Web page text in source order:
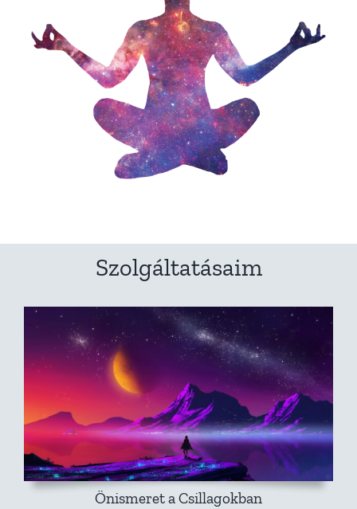
Szolgáltatásaim
Önismeret a Csillagokban